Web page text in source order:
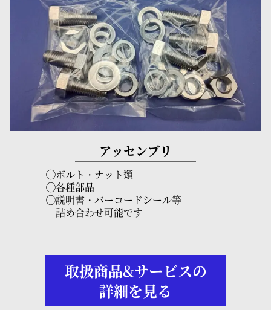
アッセンブリ
◯ボルト・ナット類
◯各種部品
◯説明書・バーコードシール等
詰め合わせ可能です
取扱商品&サービスの
詳細を見る